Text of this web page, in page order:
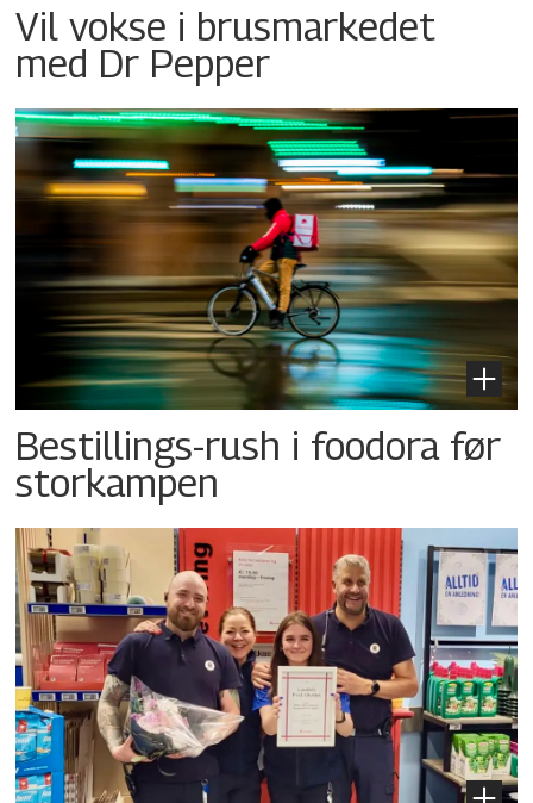
Vil vokse i brusmarkedet
med Dr Pepper
Bestillings-rush i foodora før
storkampen